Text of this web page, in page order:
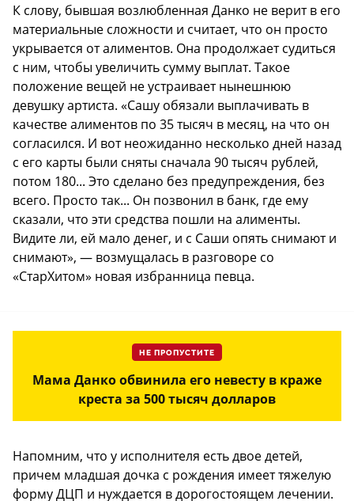
К слову, бывшая возлюбленная Данко не верит в его
материальные сложности и считает, что он просто
укрывается от алиментов. Она продолжает судиться
с ним, чтобы увеличить сумму выплат. Такое
положение вещей не устраивает нынешнюю
девушку артиста. «Сашу обязали выплачивать в
качестве алиментов по 35 тысяч в месяц, на что он
согласился. И вот неожиданно несколько дней назад
с его карты были сняты сначала 90 тысяч рублей,
потом 180... Это сделано без предупреждения, без
всего. Просто так... Он позвонил в банк, где ему
сказали, что эти средства пошли на алименты.
Видите ли, ей мало денег, и с Саши опять снимают и
снимают», — возмущалась в разговоре со
«СтарХитом» новая избранница певца.
НЕ ПРОПУСТИТЕ
Мама Данко обвинила его невесту в краже
креста за 500 тысяч долларов
Напомним, что у исполнителя есть двое детей,
причем младшая дочка с рождения имеет тяжелую
форму ДЦП и нуждается в дорогостоящем лечении.